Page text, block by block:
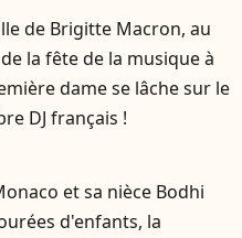
de Brigitte Macron, au
la fête de la musique à
dame se lâche sur le
DJ français !
et sa nièce Bodhi
d'enfants, la